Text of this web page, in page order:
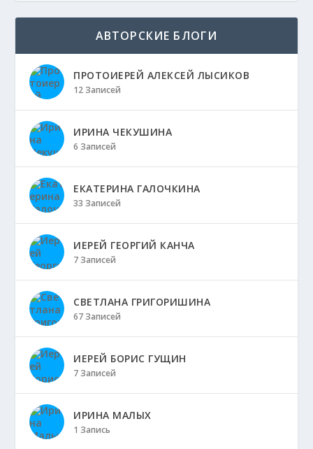
АВТОРСКИЕ БЛОГИ
ПРОТОИЕРЕЙ АЛЕКСЕЙ ЛЫСИКОВ
12 Записей
ИРИНА ЧЕКУШИНА
6 Записей
ЕКАТЕРИНА ГАЛОЧКИНА
33 Записей
ИЕРЕЙ ГЕОРГИЙ КАНЧА
7 Записей
СВЕТЛАНА ГРИГОРИШИНА
67 Записей
ИЕРЕЙ БОРИС ГУЩИН
7 Записей
ИРИНА МАЛЫХ
1 Запись